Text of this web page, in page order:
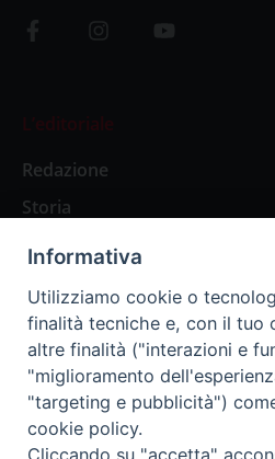
L’editoriale
Redazione
Storia
Abbonamenti
Abbonamento Annuale
Abbonamento Annuale
Abbonamento Singola Copia
Informativa
Utilizziamo cookie o
finalità tecniche e, con il tuo
altre finalità ("interazioni e
"miglioramento
"targeting e pubblicità")
cookie policy.